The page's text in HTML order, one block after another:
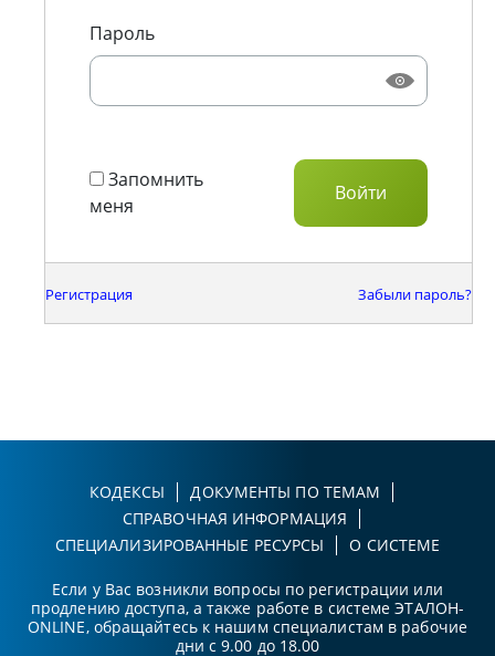
Пароль
Запомнить
меня
Регистрация Забыли пароль?
КОДЕКСЫ
ДОКУМЕНТЫ ПО ТЕМАМ
СПРАВОЧНАЯ ИНФОРМАЦИЯ
СПЕЦИАЛИЗИРОВАННЫЕ РЕСУРСЫ
О СИСТЕМЕ
Если у Вас возникли вопросы по регистрации или
продлению доступа, а также работе в системе ЭТАЛОН-
ONLINE, обращайтесь к нашим специалистам в рабочие
дни с 9.00 до 18.00